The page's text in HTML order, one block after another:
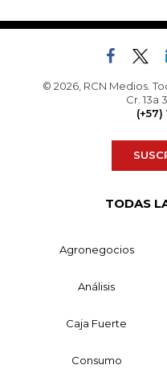
© 2026, RCN Medios.
Cr. 13a
TODAS
Agronegocios
Análisis
Caja Fuerte
Consumo